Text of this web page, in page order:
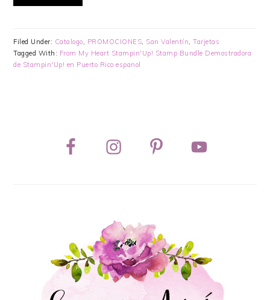
Filed Under: Catalogo, PROMOCIONES, San Valentín,Tarjetas
Tagged With: From My Heart Stampin'Up! Stamp Bundle Demostradora
de Stampin'Up! en Puerto Rico espanol
SIDEBAR